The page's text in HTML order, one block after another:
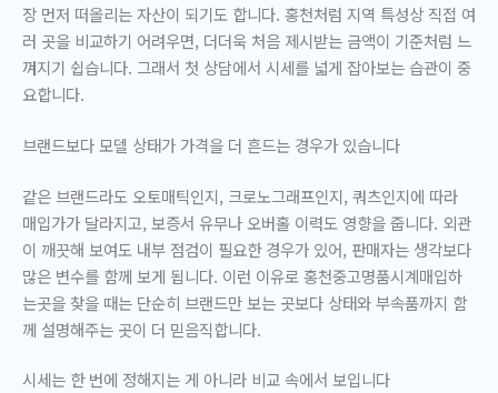
장 먼저 떠올리는 자산이 되기도 합니다. 홍천처럼 지역 특성상 직접 여
러 곳을 비교하기 어려우면, 더더욱 처음 제시받는 금액이 기준처럼 느
껴지기 쉽습니다. 그래서 첫 상담에서 시세를 넓게 잡아보는 습관이 중
요합니다.
브랜드보다 모델 상태가 가격을 더 흔드는 경우가 있습니다
같은 브랜드라도 오토매틱인지, 크로노그래프인지, 쿼츠인지에 따라
매입가가 달라지고, 보증서 유무나 오버홀 이력도 영향을 줍니다. 외관
이 깨끗해 보여도 내부 점검이 필요한 경우가 있어, 판매자는 생각보다
많은 변수를 함께 보게 됩니다. 이런 이유로 홍천중고명품시계매입하
는곳을 찾을 때는 단순히 브랜드만 보는 곳보다 상태와 부속품까지 함
께 설명해주는 곳이 더 믿음직합니다.
시세는 한 번에 정해지는 게 아니라 비교 속에서 보입니다